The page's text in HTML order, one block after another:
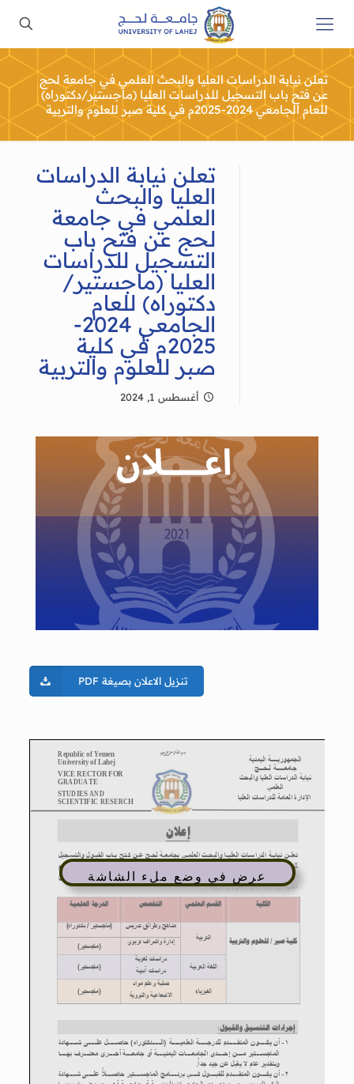
تعلن نيابة الدراسات العليا والبحث العلمي في جامعة لحج
عن فتح باب التسجيل للدراسات العليا (ماجستير/دكتوراه)
للعام الجامعي 2024-2025م في كلية صبر للعلوم والتربية
تعلن نيابة الدراسات
العليا والبحث
العلمي في جامعة
لحج عن فتح باب
التسجيل للدراسات
العليا (ماجستير/
دكتوراه) للعام
الجامعي 2024-
2025م في كلية
صبر للعلوم والتربية
أغسطس 1, 2024
تنزيل الاعلان بصيغة PDF
عرض في وضع ملء الشاشة